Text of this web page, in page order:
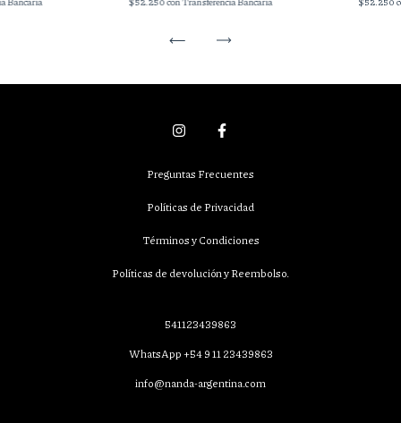
Preguntas Frecuentes
Políticas de Privacidad
Términos y Condiciones
Políticas de devolución y Reembolso.
541123439863
WhatsApp +54 9 11 23439863
info@nanda-argentina.com